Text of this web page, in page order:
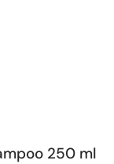
250 ml